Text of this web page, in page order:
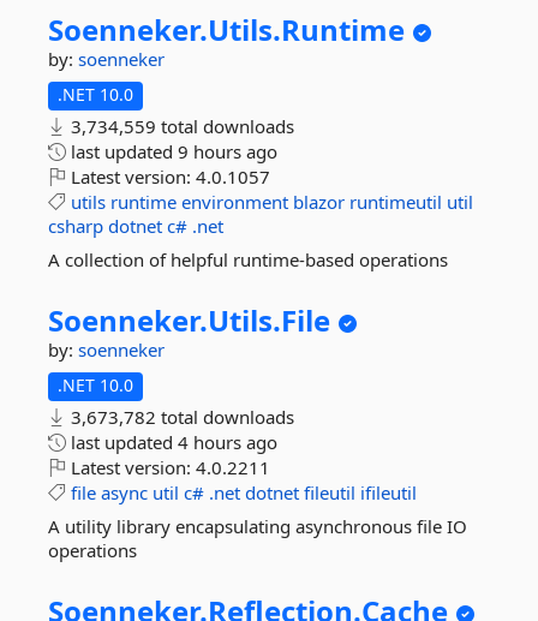
Soenneker.Utils.Runtime
by: soenneker
.NET 10.0
3,734,559 total downloads
last updated 9 hours ago
Latest version: 4.0.1057
utils runtime environment blazor runtimeutil util
csharp dotnet c# .net
A collection of helpful runtime-based operations
Soenneker.Utils.File
by: soenneker
.NET 10.0
3,673,782 total downloads
last updated 4 hours ago
Latest version: 4.0.2211
file async util c# .net dotnet fileutil ifileutil
A utility library encapsulating asynchronous file IO
operations
Soenneker.Reflection.Cache